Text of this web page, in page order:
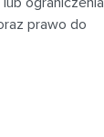
prawo do